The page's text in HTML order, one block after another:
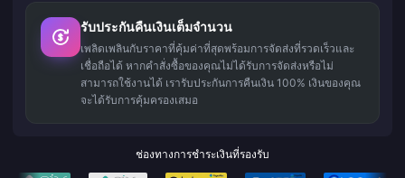
รับประกันคืนเงินเต็มจำนวน
เพลิดเพลินกับราคาที่คุ้มค่าที่สุดพร้อมการจัดส่งที่รวดเร็วและ
เชื่อถือได้ หากคำสั่งซื้อของคุณไม่ได้รับการจัดส่งหรือไม่
สามารถใช้งานได้ เรารับประกันการคืนเงิน 100% เงินของคุณ
จะได้รับการคุ้มครองเสมอ
ช่องทางการชำระเงินที่รองรับ